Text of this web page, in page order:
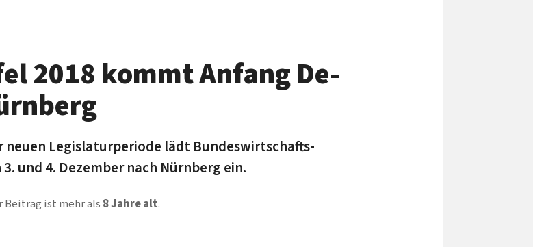
2018 kommt An­fang De­
neuen Le­gis­la­tur­periode lädt Bun­des­wirt­schafts­
und 4. De­zem­ber nach Nürn­berg ein.
Beitrag ist mehr als 8 Jahre alt.